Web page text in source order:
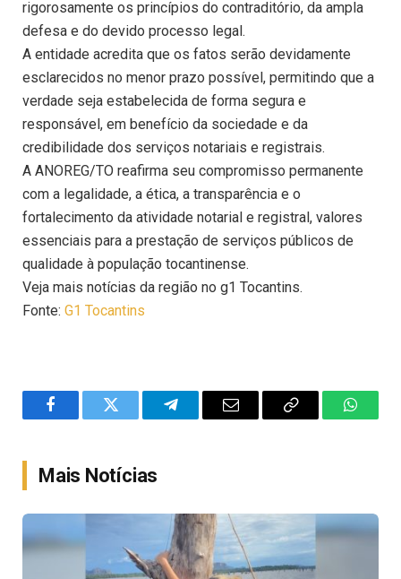
rigorosamente os princípios do contraditório, da ampla
defesa e do devido processo legal.
A entidade acredita que os fatos serão devidamente
esclarecidos no menor prazo possível, permitindo que a
verdade seja estabelecida de forma segura e
responsável, em benefício da sociedade e da
credibilidade dos serviços notariais e registrais.
A ANOREG/TO reafirma seu compromisso permanente
com a legalidade, a ética, a transparência e o
fortalecimento da atividade notarial e registral, valores
essenciais para a prestação de serviços públicos de
qualidade à população tocantinense.
Veja mais notícias da região no g1 Tocantins.
Fonte: G1 Tocantins
FacebookTwitter TelegramEmail
Copy
Mais Notícias